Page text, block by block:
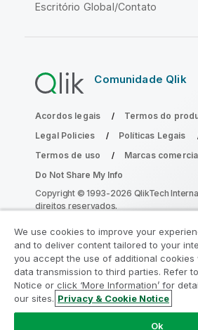
Bater
Escritório Global/Contato
Comunidade Qlik
Acordos legais
Termos do
Legal Policies
Políticas Legais
Termos de uso
Marcas
Do Not Share My Info
Copyright © 1993-2026 QlikTech
direitos reservados.
Participe do Programa de
do Analytics
Modernize sem comprometer seus
QlikView com o Programa de
We use cookies to improve your
and to deliver content tailored to your
you accept the use of additional cookies
data transmission to third parties. Refer
Notice or click ‘More Information’ for
our sites. Privacy & Cookie Notice
Ok